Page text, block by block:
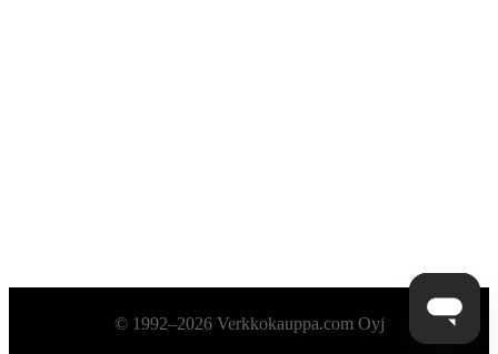
Alatunniste© 1992–2026 Verkkokauppa.com Oyj